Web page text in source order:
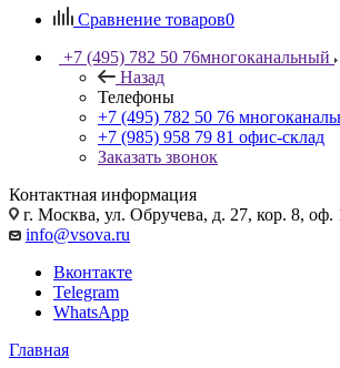
Сравнение товаров0
+7 (495) 782 50 76многоканальный
Назад
Телефоны
+7 (495) 782 50 76
+7 (985) 958 79 81 офис-склад
Заказать звонок
Контактная информация
г. Москва, ул. Обручева, д. 27, кор. 8, оф.
info@vsova.ru
Вконтакте
Telegram
WhatsApp
Главная